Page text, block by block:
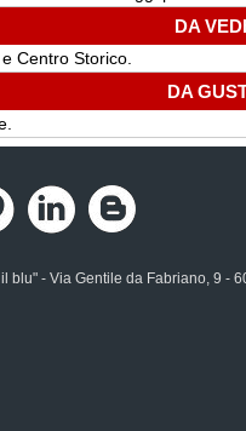
DA
Centro Storico.
DA
blu" - Via Gentile da Fabriano, 9 -